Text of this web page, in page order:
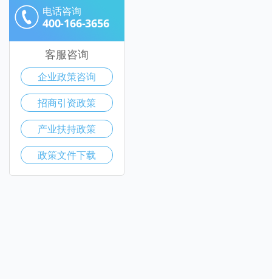
电话咨询
400-166-3656
客服咨询
企业政策咨询
招商引资政策
产业扶持政策
政策文件下载